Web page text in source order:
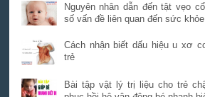
Nguyên nhân dẫn đến tật vẹo
số vấn đề liên quan đến sức khỏe
Cách nhận biết dấu hiệu u xơ
trẻ
Bài tập vật lý trị liệu cho trẻ